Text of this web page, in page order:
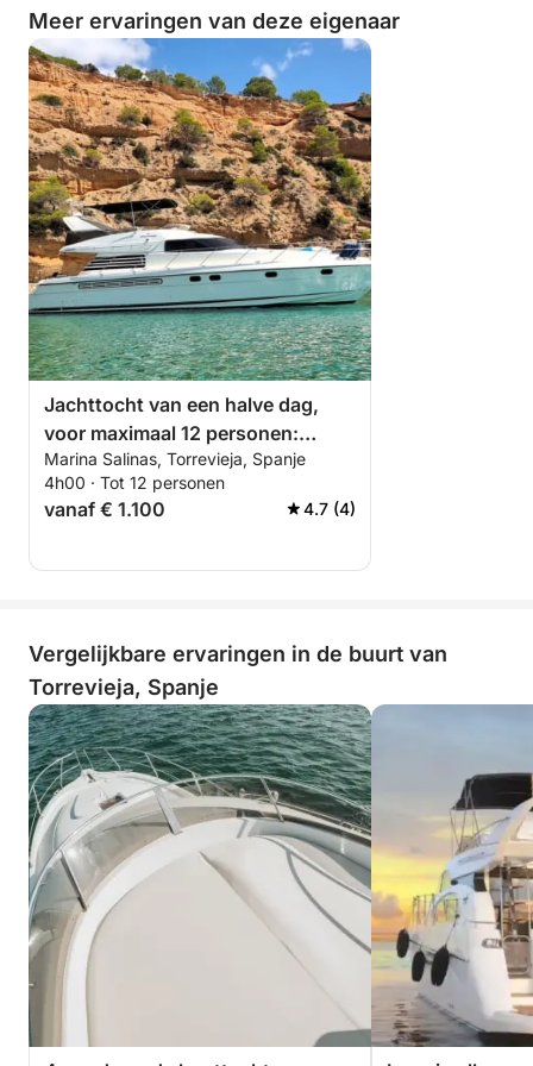
Meer ervaringen van deze eigenaar
Jachttocht van een halve dag,
voor maximaal 12 personen:
ontdek de zee vanuit Torrevieja.
Marina Salinas, Torrevieja, Spanje
4h00 · Tot 12 personen
vanaf € 1.100 4.7 (4)
Vergelijkbare ervaringen in de buurt van
Torrevieja, Spanje